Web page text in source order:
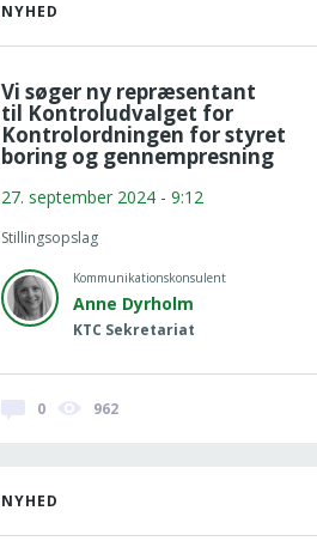
NYHED
Vi søger ny repræsentant
til Kontroludvalget for
Kontrolordningen for styret
boring og gennempresning
27. september 2024 - 9:12
Stillingsopslag
Kommunikationskonsulent
Anne Dyrholm
KTC Sekretariat
0 962
NYHED